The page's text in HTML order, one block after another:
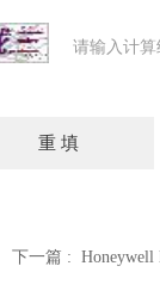
请输入计
下一篇 :